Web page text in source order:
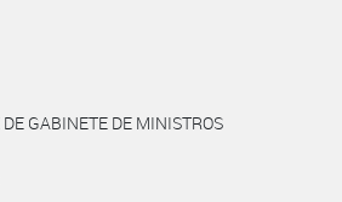
DE GABINETE DE MINISTROS